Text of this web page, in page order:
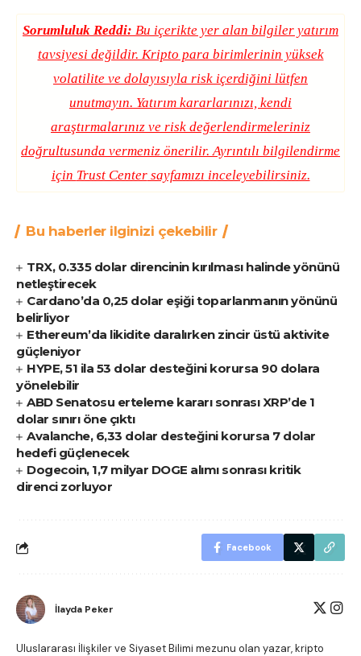
Sorumluluk Reddi: Bu içerikte yer alan bilgiler yatırım
tavsiyesi değildir. Kripto para birimlerinin yüksek
volatilite ve dolayısıyla risk içerdiğini lütfen
unutmayın. Yatırım kararlarınızı, kendi
araştırmalarınız ve risk değerlendirmeleriniz
doğrultusunda vermeniz önerilir. Ayrıntılı bilgilendirme
için Trust Centersayfamızı inceleyebilirsiniz.
Bu haberler ilginizi çekebilir
TRX, 0.335 dolar direncinin kırılması halinde yönünü
netleştirecek
Cardano’da 0,25 dolar eşiği toparlanmanın yönünü
belirliyor
Ethereum’da likidite daralırken zincir üstü aktivite
güçleniyor
HYPE, 51 ila 53 dolar desteğini korursa 90 dolara
yönelebilir
ABD Senatosu erteleme kararı sonrası XRP’de 1
dolar sınırı öne çıktı
Avalanche, 6,33 dolar desteğini korursa 7 dolar
hedefi güçlenecek
Dogecoin, 1,7 milyar DOGE alımı sonrası kritik
direnci zorluyor
Facebook
İlayda Peker
Uluslararası İlişkiler ve Siyaset Bilimi mezunu olan yazar, kripto